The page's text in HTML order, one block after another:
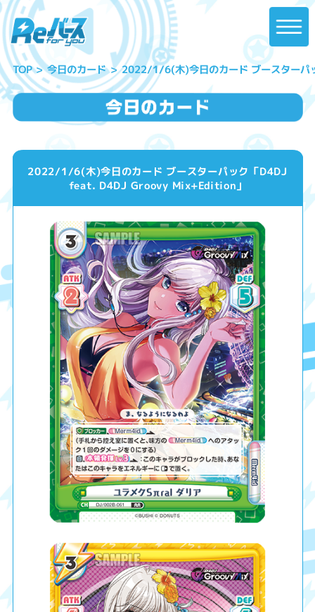
TOP 今日のカード 2022/1/6(木)今日のカード ブースター
2022/1/6(木)今日のカード ブースターパック「D4DJ
feat. D4DJ Groovy Mix+Edition」